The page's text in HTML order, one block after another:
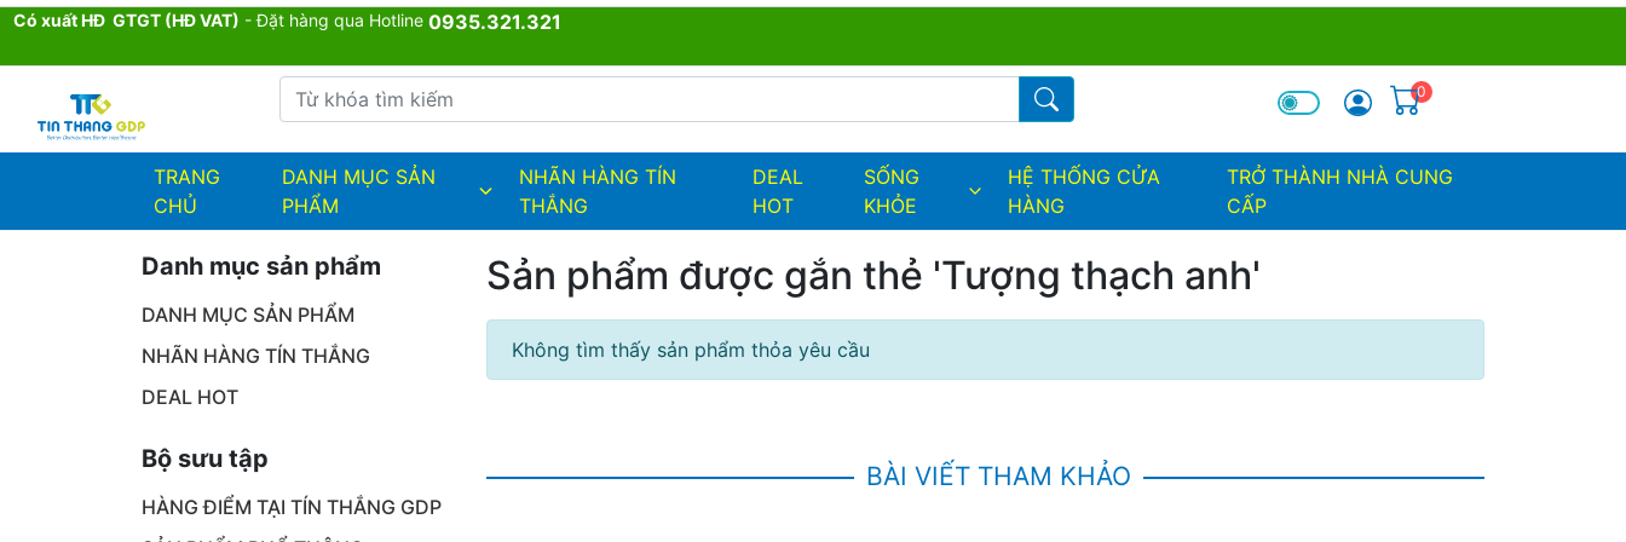
Có xuất HĐ GTGT (HĐ VAT) - Đặt hàng qua Hotline 0935.321.321
admin.configuration.shipping.providers.fields.logo
Từ khóa tìm kiếm
Từ khóa tìm kiếm
0
TRANG
CHỦ
DANH MỤC SẢN
PHẨM
NHÃN HÀNG TÍN
THẮNG
DEAL
HOT
SỐNG
KHỎE
HỆ THỐNG CỬA
HÀNG
TRỞ THÀNH NHÀ CUNG
CẤP
Sản phẩm được gắn thẻ 'Tượng thạch anh'
Không tìm thấy sản phẩm thỏa yêu cầu
BÀI VIẾT THAM KHẢO
Danh mục sản phẩm
DANH MỤC SẢN PHẨM
NHÃN HÀNG TÍN THẮNG
DEAL HOT
Bộ sưu tập
HÀNG ĐIỂM TẠI TÍN THẮNG GDP